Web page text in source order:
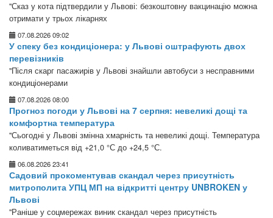
"Сказ у кота підтвердили у Львові: безкоштовну вакцинацію можна
отримати у трьох лікарнях
07.08.2026 09:02
У спеку без кондиціонера: у Львові оштрафують двох
перевізників
"Після скарг пасажирів у Львові знайшли автобуси з несправними
кондиціонерами
07.08.2026 08:00
Прогноз погоди у Львові на 7 серпня: невеликі дощі та
комфортна температура
"Сьогодні у Львові змінна хмарність та невеликі дощі. Температура
коливатиметься від +21,0 °С до +24,5 °С.
06.08.2026 23:41
Садовий прокоментував скандал через присутність
митрополита УПЦ МП на відкритті центру UNBROKEN у
Львові
"Раніше у соцмережах виник скандал через присутність